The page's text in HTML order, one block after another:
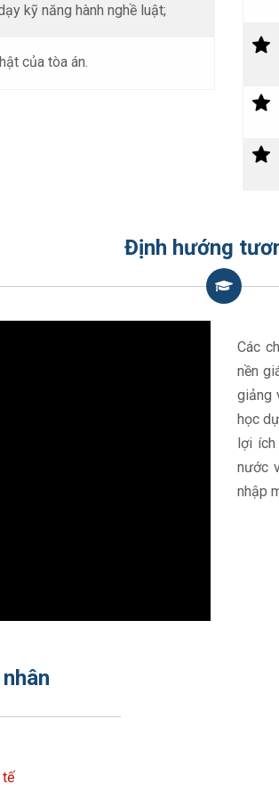
kỹ năng hành nghề luật;
của tòa án.
Định hướng
Các
nền
giảng
học
lợi ích
nước
nhập
tế